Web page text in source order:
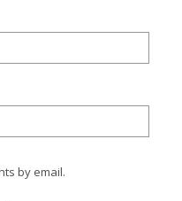
by email.